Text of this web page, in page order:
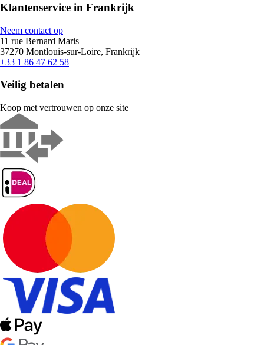
Klantenservice in Frankrijk
Neem contact op
11 rue Bernard Maris
37270 Montlouis-sur-Loire, Frankrijk
+33 1 86 47 62 58
Veilig betalen
Koop met vertrouwen op onze site